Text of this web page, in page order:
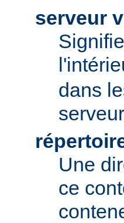
serveur
dans
Une
ce